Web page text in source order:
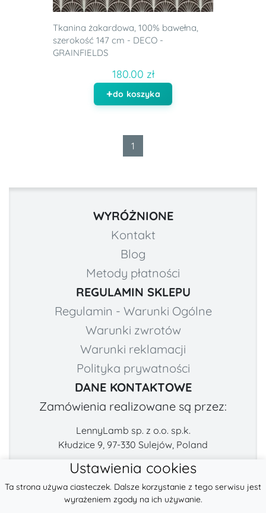
Tkanina żakardowa, 100% bawełna,
szerokość 147 cm - DECO -
GRAINFIELDS
180.00 zł
do koszyka
1
WYRÓŻNIONE
Kontakt
Blog
Metody płatności
REGULAMIN SKLEPU
Regulamin - Warunki Ogólne
Warunki zwrotów
Warunki reklamacji
Polityka prywatności
DANE KONTAKTOWE
Zamówienia realizowane są przez:
LennyLamb sp. z o.o. sp.k.
Kłudzice 9, 97-330 Sulejów, Poland
Numer telefonu: E-mail:
+48 222-57-888-2 contact@fabricart.eu
Ustawienia cookies
Ta strona używa ciasteczek. Dalsze korzystanie z tego serwisu jest
wyrażeniem zgody na ich używanie.